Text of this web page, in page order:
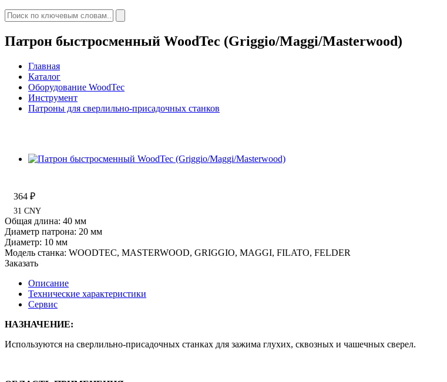
Патрон быстросменный WoodTec (Griggio/Maggi/Masterwood)
Главная
Каталог
Оборудование WoodTec
Инструмент
Патроны для сверлильно-присадочных станков
364 ₽
31 CNY
Общая длина: 40 мм
Диаметр патрона: 20 мм
Диаметр: 10 мм
Модель станка: WOODTEC, MASTERWOOD, GRIGGIO, MAGGI, FILATO, FELDER
Заказать
Описание
Технические характеристики
Сервис
НАЗНАЧЕНИЕ:
Используются на сверлильно-присадочных станках для зажима глухих, сквозных и чашечных сверел.